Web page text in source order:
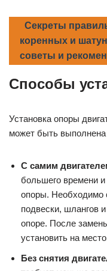
Секреты
коренных и
советы и
Способы
Установка опоры
может быть
С самим
большего времени и
опоры. Необходимо
подвески, шлангов
опоре. После
установить на
Без снятия